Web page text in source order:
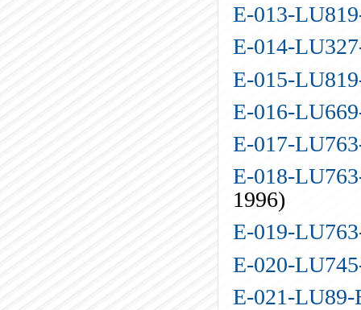
E-013-
E-014-
E-015-
E-016-
E-017-
E-018-
1996)
E-019-
E-020-
E-021-LU89-